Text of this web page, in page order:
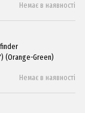
Немає в наявності
(Orange-Green)
Немає в наявності